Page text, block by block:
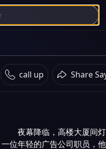
114514 call up Share
夜幕降临，高楼大厦间
一位年轻的广告公司职员，